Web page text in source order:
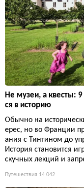
Не музеи, а квесты:
ся в историю
Обычно на
ерес, но во Франции
ания с Тинтином до
История становится
скучных лекций и
Путешествия 14 042